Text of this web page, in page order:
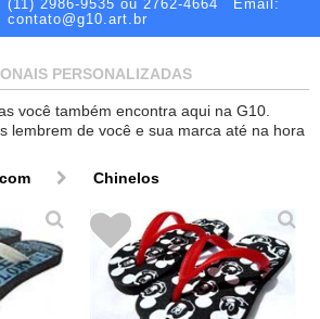
2986-9535 ou 2762-4664
Email:
contato@g10.art.br
PERSONALIZADAS
você também encontra aqui na G10.
lembrem de você e sua marca até na hora
Chinelos